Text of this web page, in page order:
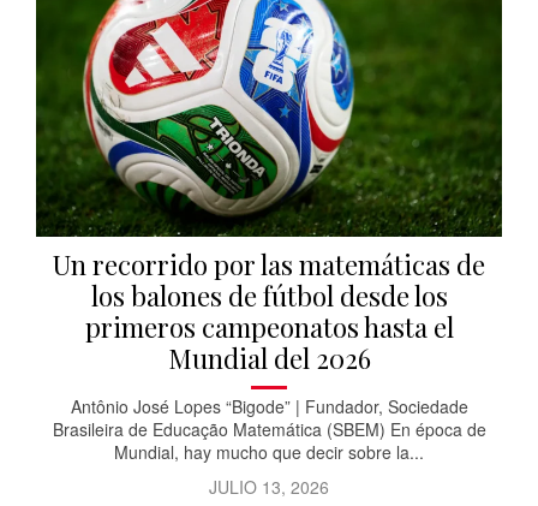
Un recorrido por las matemáticas de
los balones de fútbol desde los
primeros campeonatos hasta el
Mundial del 2026
Antônio José Lopes “Bigode” | Fundador, Sociedade
Brasileira de Educação Matemática (SBEM) En época de
Mundial, hay mucho que decir sobre la...
JULIO 13, 2026